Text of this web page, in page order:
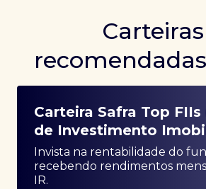
Carteiras
Carteira Safra Top FIIs
de Investimento
Invista na rentabilidade do
recebendo rendimentos
IR.